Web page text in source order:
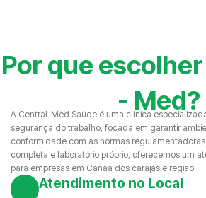
Por que
- Med?
A Central-Med Saúde é uma clínica
segurança do trabalho, focada em garantir
conformidade com as normas
completa e laboratório próprio, oferecemos um
para empresas em Canaã dos carajás e região.
Atendimento no Local